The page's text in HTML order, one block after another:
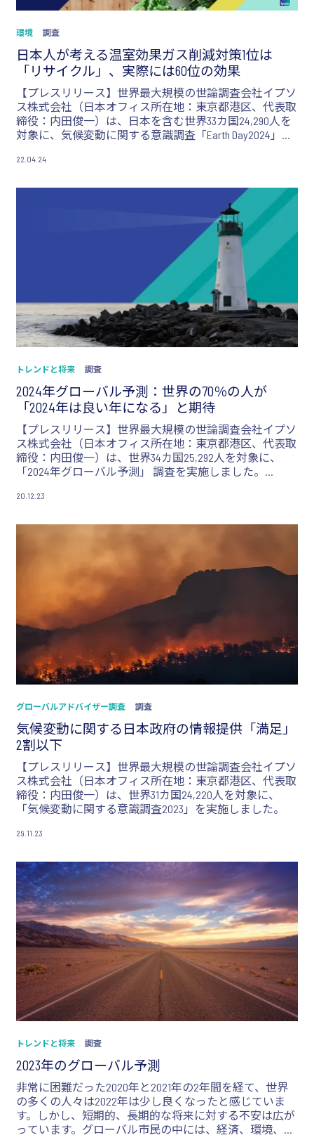
環境 調査
日本人が考える温室効果ガス削減対策1位は
「リサイクル」、実際には60位の効果
【プレスリリース】世界最大規模の世論調査会社イプソ
ス株式会社（日本オフィス所在地：東京都港区、代表取
締役：内田俊一）は、日本を含む世界33カ国24,290人を
対象に、気候変動に関する意識調査「Earth Day2024」を
日本人が温室効果ガスを削減するために最も効果がある
クル」はあらゆる行動の中でも60位の効果であり、温室
効果ガス削減のための効果的な行動との間にギャップが
22.04.24
トレンドと将来 調査
2024年グローバル予測：世界の70％の人が
「2024年は良い年になる」と期待
【プレスリリース】世界最大規模の世論調査会社イプソ
ス株式会社（日本オフィス所在地：東京都港区、代表取
締役：内田俊一）は、世界34カ国25,292人を対象に、
「2024年グローバル予測」 調査を実施しました。
を抱いていることが明らかになりました。日本の期待感
すると、3%上昇しました。
20.12.23
グローバルアドバイザー調査 調査
気候変動に関する日本政府の情報提供「満足」
2割以下
【プレスリリース】世界最大規模の世論調査会社イプソ
ス株式会社（日本オフィス所在地：東京都港区、代表取
締役：内田俊一）は、世界31カ国24,220人を対象に、
「気候変動に関する意識調査2023」を実施しました。
29.11.23
トレンドと将来 調査
2023年のグローバル予測
非常に困難だった2020年と2021年の2年間を経て、世界
の多くの人々は2022年は少し良くなったと感じていま
す。しかし、短期的、長期的な将来に対する不安は広が
っています。グローバル市民の中には、経済、環境、世